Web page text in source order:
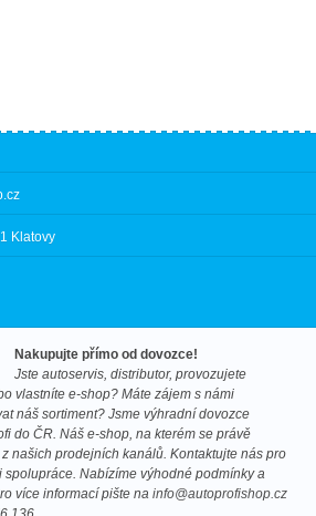
Klatovy
Nakupujte přímo od dovozce!
Jste autoservis, distributor, provozujete
vlastníte e-shop? Máte zájem s námi
náš sortiment? Jsme výhradní dovozce
do ČR. Náš e-shop, na kterém se právě
našich prodejních kanálů. Kontaktujte nás pro
spolupráce. Nabízíme výhodné podmínky a
více informací pište na info@autoprofishop.cz